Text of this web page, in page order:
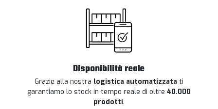
Disponibilità reale
Grazie alla nostra logistica automatizzata ti
garantiamo lo stock in tempo reale di oltre 40.000
prodotti.